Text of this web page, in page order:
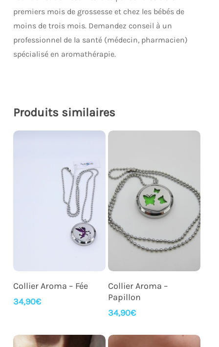
premiers mois de grossesse et chez les bébés de
moins de trois mois. Demandez conseil à un
professionnel de la santé (médecin, pharmacien)
spécialisé en aromathérapie.
Produits similaires
Ajouter Au Panier
Collier Aroma – Fée
34,90€
Ajouter Au Panier
Collier Aroma –
Papillon
34,90€